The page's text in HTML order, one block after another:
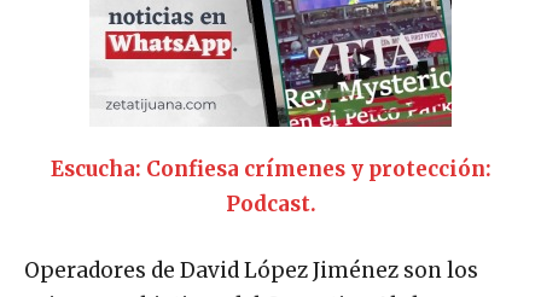
Escucha: Confiesa crímenes y protección:
Podcast.
Operadores de David López Jiménez son los